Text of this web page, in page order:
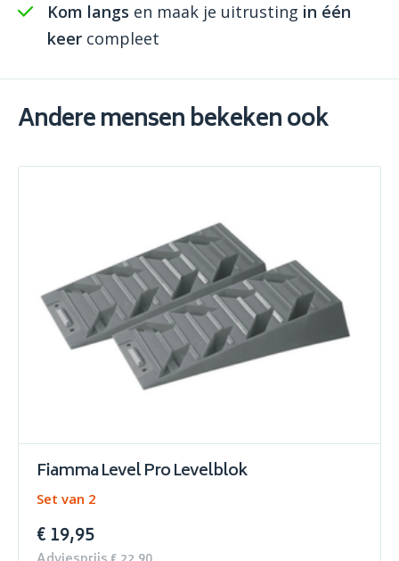
Kom langs en maak je uitrusting in één
keer compleet
Andere mensen bekeken ook
Fiamma Level Pro Levelblok
Set van 2
€ 19,95